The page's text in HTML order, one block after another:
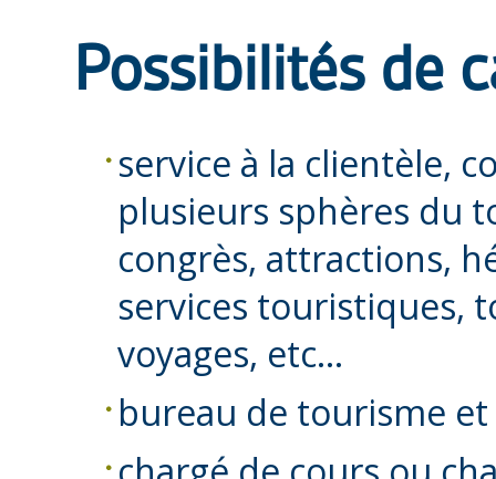
Possibilités de
service à la clientèle,
plusieurs sphères du
congrès, attractions,
services touristiques,
voyages, etc…
bureau de tourisme